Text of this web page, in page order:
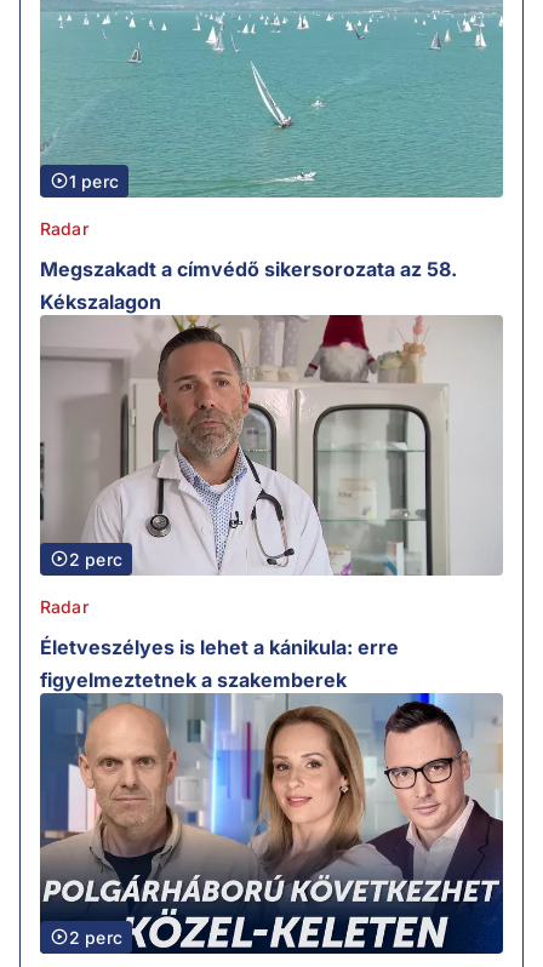
1 perc
Radar
Megszakadt a címvédő sikersorozata az 58.
Kékszalagon
2 perc
Radar
Életveszélyes is lehet a kánikula: erre
figyelmeztetnek a szakemberek
2 perc